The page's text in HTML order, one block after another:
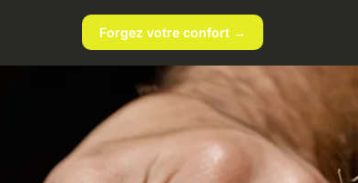
Forgez votre confort →